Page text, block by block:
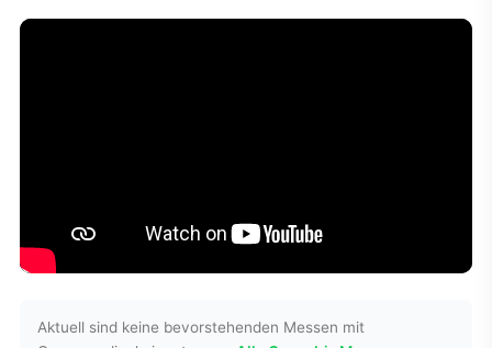
Aktuell sind keine bevorstehenden Messen mit